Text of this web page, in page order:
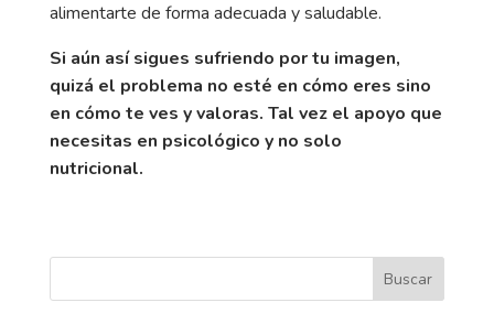
alimentarte de forma adecuada y saludable.
Si aún así sigues sufriendo por tu imagen,
quizá el problema no esté en cómo eres sino
en cómo te ves y valoras. Tal vez el apoyo que
necesitas en psicológico y no solo
nutricional.
Buscar